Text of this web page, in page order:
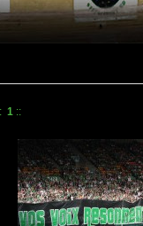
1::